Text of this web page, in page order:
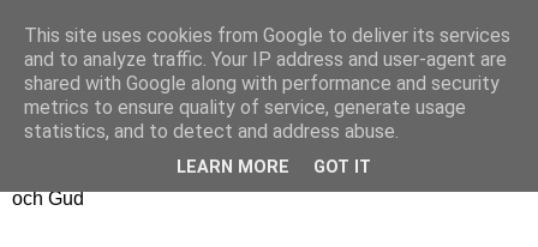
Fyren
Fyren finns för att sprida ljus i mörkret
För att påminna om guldkanterna i tillvaron
Här samsas jakt, hantverk, odling, och andra tankar om livet
och Gud
This site uses cookies from Google to deliver its services
and to analyze traffic. Your IP address and user-agent are
shared with Google along with performance and security
metrics to ensure quality of service, generate usage
statistics, and to detect and address abuse.
LEARN MORE GOT IT